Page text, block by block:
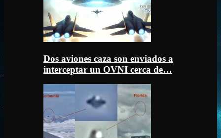
Dos aviones caza son enviados a
interceptar un OVNI cerca de…